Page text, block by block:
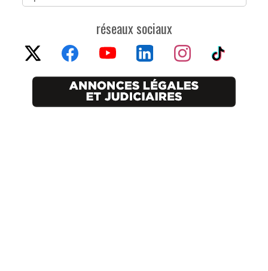
réseaux sociaux